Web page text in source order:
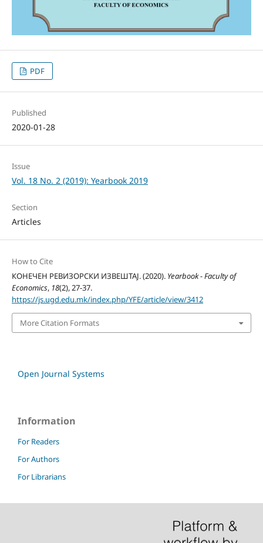
PDF
Published
2020-01-28
Issue
Vol. 18 No. 2 (2019): Yearbook 2019
Section
Articles
How to Cite
КОНЕЧЕН РЕВИЗОРСКИ ИЗВЕШТАЈ. (2020). Yearbook - Faculty of
Economics, 18(2), 27-37.
https://js.ugd.edu.mk/index.php/YFE/article/view/3412
More Citation Formats
Open Journal Systems
Information
For Readers
For Authors
For Librarians